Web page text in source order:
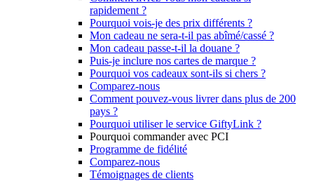
rapidement ?
Pourquoi vois-je des prix différents ?
Mon cadeau ne sera-t-il pas abîmé/cassé ?
Mon cadeau passe-t-il la douane ?
Puis-je inclure nos cartes de marque ?
Pourquoi vos cadeaux sont-ils si chers ?
Comparez-nous
Comment pouvez-vous livrer dans plus de 200
pays ?
Pourquoi utiliser le service GiftyLink ?
Pourquoi commander avec PCI
Programme de fidélité
Comparez-nous
Témoignages de clients